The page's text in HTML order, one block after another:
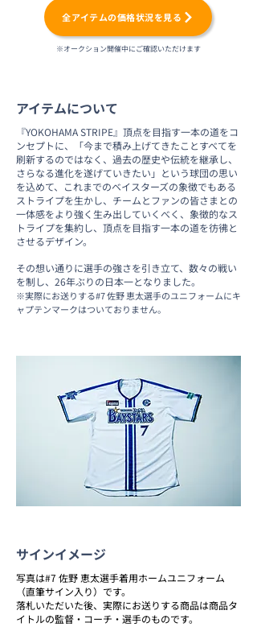
全アイテムの価格状況を見る
※オークション開催中にご確認いただけます
アイテムについて
『YOKOHAMA STRIPE』頂点を目指す一本の道をコ
ンセプトに、「今まで積み上げてきたことすべてを
刷新するのではなく、過去の歴史や伝統を継承し、
さらなる進化を遂げていきたい」という球団の思い
を込めて、これまでのベイスターズの象徴でもある
ストライプを生かし、チームとファンの皆さまとの
一体感をより強く生み出していくべく、象徴的なス
トライプを集約し、頂点を目指す一本の道を彷彿と
させるデザイン。
その想い通りに選手の強さを引き立て、数々の戦い
を制し、26年ぶりの日本一となりました。
※実際にお送りする#7 佐野 恵太選手のユニフォームにキ
ャプテンマークはついておりません。
サインイメージ
写真は#7 佐野 恵太選手着用ホームユニフォーム
（直筆サイン入り）です。
落札いただいた後、実際にお送りする商品は商品タ
イトルの監督・コーチ・選手のものです。